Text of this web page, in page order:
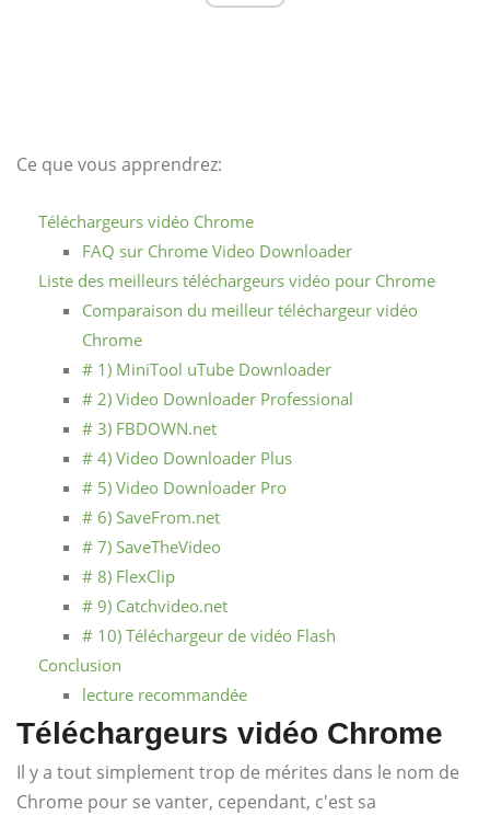
Ce que vous apprendrez:
Téléchargeurs vidéo Chrome
FAQ sur Chrome Video Downloader
Liste des meilleurs téléchargeurs vidéo pour Chrome
Comparaison du meilleur téléchargeur vidéo
Chrome
# 1) MiniTool uTube Downloader
# 2) Video Downloader Professional
# 3) FBDOWN.net
# 4) Video Downloader Plus
# 5) Video Downloader Pro
# 6) SaveFrom.net
# 7) SaveTheVideo
# 8) FlexClip
# 9) Catchvideo.net
# 10) Téléchargeur de vidéo Flash
Conclusion
lecture recommandée
Téléchargeurs vidéo Chrome
Il y a tout simplement trop de mérites dans le nom de
Chrome pour se vanter, cependant, c'est sa